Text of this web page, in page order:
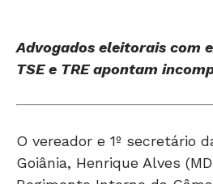
Advogados eleitorais com
TSE e TRE apontam
O vereador e 1º secretário
Goiânia, Henrique Alves